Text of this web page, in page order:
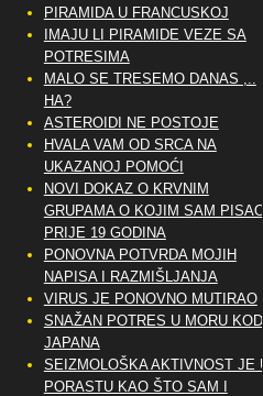
PIRAMIDA U FRANCUSKOJ
IMAJU LI PIRAMIDE VEZE SA
POTRESIMA
MALO SE TRESEMO DANAS ,..
HA?
ASTEROIDI NE POSTOJE
HVALA VAM OD SRCA NA
UKAZANOJ POMOĆI
NOVI DOKAZ O KRVNIM
GRUPAMA O KOJIM SAM PISAO
PRIJE 19 GODINA
PONOVNA POTVRDA MOJIH
NAPISA I RAZMIŠLJANJA
VIRUS JE PONOVNO MUTIRAO
SNAŽAN POTRES U MORU KOD
JAPANA
SEIZMOLOŠKA AKTIVNOST JE U
PORASTU KAO ŠTO SAM I